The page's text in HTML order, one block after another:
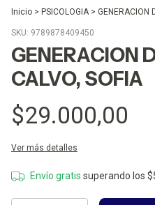
Inicio > PSICOLOGIA > GENERACION
SKU: 9789878409450
GENERACION
CALVO, SOFIA
$29.000,00
Ver más detalles
Envío gratis superando los